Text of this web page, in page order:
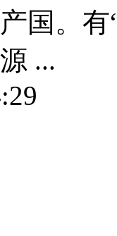
国。
...